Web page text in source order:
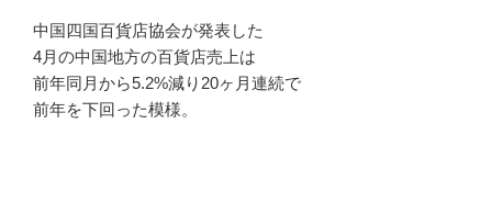
中国四国百貨店協会が発表した
4月の中国地方の百貨店売上は
前年同月から5.2%減り20ヶ月連続で
前年を下回った模様。